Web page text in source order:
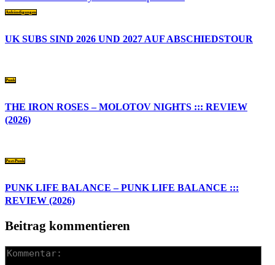
Ankündigungen
UK SUBS SIND 2026 UND 2027 AUF ABSCHIEDSTOUR
Punk
THE IRON ROSES – MOLOTOV NIGHTS ::: REVIEW
(2026)
Post-Punk
PUNK LIFE BALANCE – PUNK LIFE BALANCE :::
REVIEW (2026)
Beitrag kommentieren